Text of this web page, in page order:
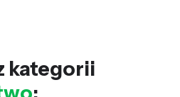
kategorii